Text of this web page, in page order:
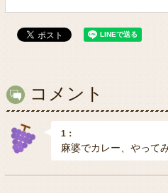
コメント
1：
麻婆でカレー、やってみ